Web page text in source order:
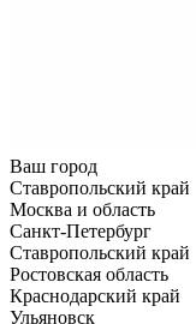
Ваш город
Ставропольский край
Москва и область
Санкт-Петербург
Ставропольский край
Ростовская область
Краснодарский край
Ульяновск